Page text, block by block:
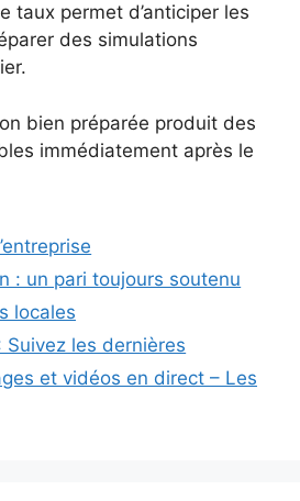
taux permet d’anticiper les
des simulations
bien préparée produit des
immédiatement après le
: un pari toujours soutenu
locales
les dernières
et vidéos en direct – Les